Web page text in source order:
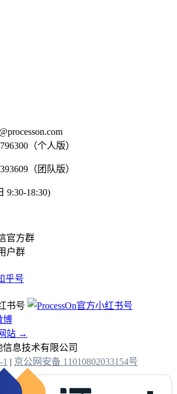
（个人版）
（团队版）
9:30-18:30)
户群
站 →
息技术有限公司
| 京公网安备 11010802033154号